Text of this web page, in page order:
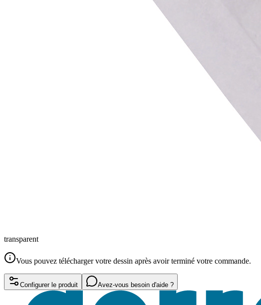
transparent
Vous pouvez télécharger votre dessin après avoir terminé votre commande.
Configurer le produit Avez-vous besoin d'aide ?